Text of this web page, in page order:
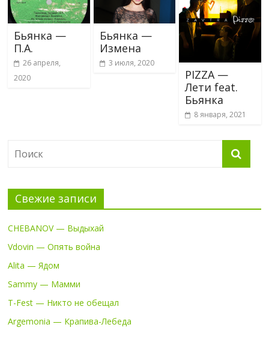
Бьянка —
П.А.
26 апреля,
2020
Бьянка —
Измена
3 июля, 2020
PIZZA —
Лети feat.
Бьянка
8 января, 2021
Свежие записи
CHEBANOV — Выдыхай
Vdovin — Опять война
Alita — Ядом
Sammy — Мамми
T-Fest — Никто не обещал
Argemonia — Крапива-Лебеда